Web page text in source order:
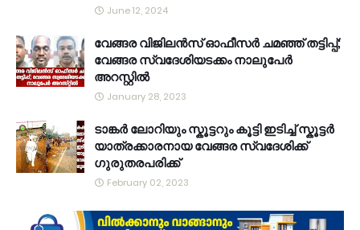
June 12, 2024
വേങ്ങര വിജിലൻസ് ഓഫീസർ ചമഞ്ഞ് തട്ടിപ്പ്;
വേങ്ങര സ്വദേശിയടക്കം നാലുപേർ
അറസ്റ്റിൽ
January 28, 2023
ടാങ്കർ ലോറിയും സ്കൂട്ടറും കൂട്ടി ഇടിച്ച് സ്കൂട്ടർ
യാത്രക്കാരനായ വേങ്ങര സ്വദേശിക്ക്
ഗുരുതരപരിക്ക്
February 02, 2023